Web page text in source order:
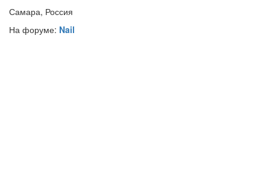
Самара, Россия
На форуме: Nail